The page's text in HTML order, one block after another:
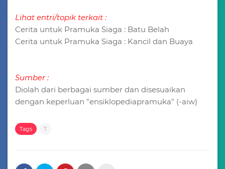
Lihat entri/topik terkait :
Cerita untuk Pramuka Siaga : Batu Belah
Cerita untuk Pramuka Siaga : Kancil dan Buaya
Sumber :
Diolah dari berbagai sumber dan disesuaikan
dengan keperluan "ensiklopediapramuka" (-aiw)
Tags T